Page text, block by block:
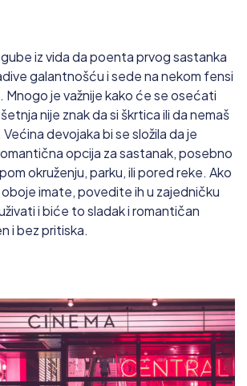
iz vida da poenta prvog sastanka
galantnošću i sede na nekom fensi
Mnogo je važnije kako će se osećati
nije znak da si škrtica ili da nemaš
devojaka bi se složila da je
opcija za sastanak, posebno
okruženju, parku, ili pored reke. Ako
oboje imate, povedite ih u zajedničku
i biće to sladak i romantičan
i bez pritiska.